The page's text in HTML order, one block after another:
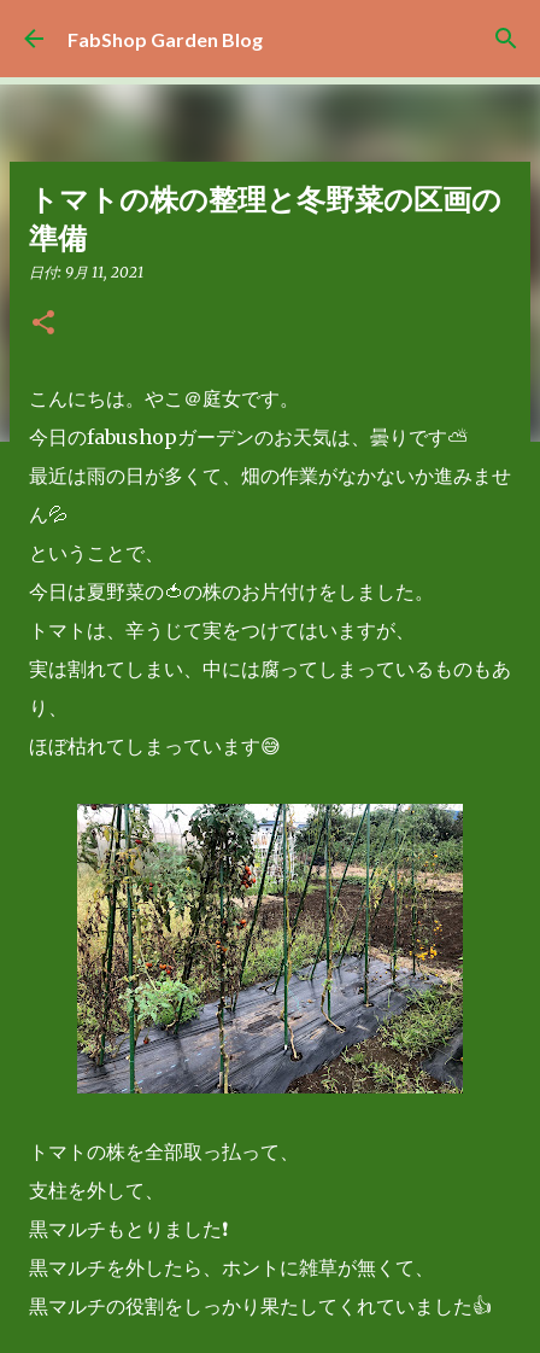
スキップしてメイン コンテンツに移動
FabShop Garden Blog
トマトの株の整理と冬野菜の区画の
準備
日付: 9月 11, 2021
こんにちは。やこ＠庭女です。
今日のfabushopガーデンのお天気は、曇りです⛅
最近は雨の日が多くて、畑の作業がなかないか進みませ
ん💦
ということで、
今日は夏野菜の🍅の株のお片付けをしました。
トマトは、辛うじて実をつけてはいますが、
実は割れてしまい、中には腐ってしまっているものもあ
り、
ほぼ枯れてしまっています😅
トマトの株を全部取っ払って、
支柱を外して、
黒マルチもとりました❗
黒マルチを外したら、ホントに雑草が無くて、
黒マルチの役割をしっかり果たしてくれていました👍